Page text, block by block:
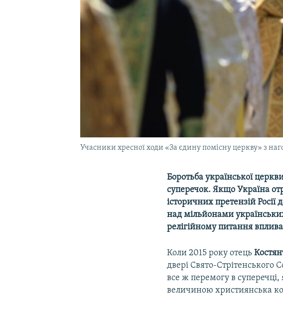
Учасники хресної ходи «За єдину помісну церкву» з
Боротьба української
суперечок. Якщо Україна
історичних претензій Росії
над мільйонами
релігійному питання
Коли 2015 року отець
двері Свято-Стрітенського
все ж перемогу в
величиною християнська